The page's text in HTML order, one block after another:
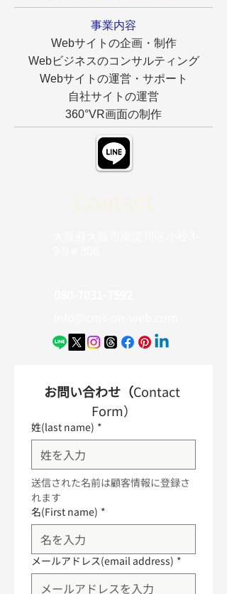
​事業内容
Webサイトの企画・制作
Webビジネスのコンサルティング
Webサイトの運営・サポート
自社サイトの運営
​360°VR画面の制作
お問い合わせ（Contact
Form）
姓(last name) *
送信された名前は顧客情報に登録さ
れます
名(First name) *
メールアドレス(email address) *